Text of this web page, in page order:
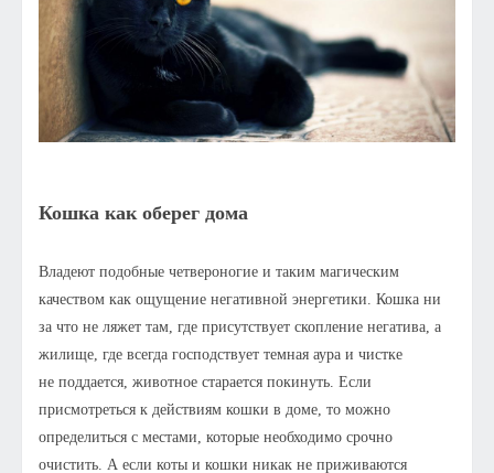
Кошка как оберег дома
Владеют подобные четвероногие и таким магическим
качеством как ощущение негативной энергетики. Кошка ни
за что не ляжет там, где присутствует скопление негатива, а
жилище, где всегда господствует темная аура и чистке
не поддается, животное старается покинуть. Если
присмотреться к действиям кошки в доме, то можно
определиться с местами, которые необходимо срочно
очистить. А если коты и кошки никак не приживаются